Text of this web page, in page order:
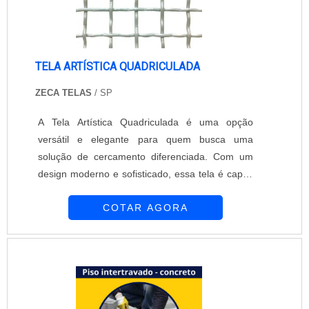
TELA ARTÍSTICA QUADRICULADA
ZECA TELAS / SP
A Tela Artística Quadriculada é uma opção
versátil e elegante para quem busca uma
solução de cercamento diferenciada. Com um
design moderno e sofisticado, essa tela é capaz
seja ele residencial ou empresarial.A empresa
e durabilidade em seus produtos. Com uma
equipe de profissionais qualificados, a empresa
COTAR AGORA